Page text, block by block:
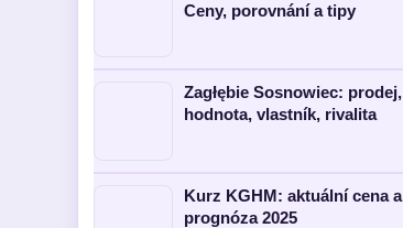
Ceny, porovnání a tipy
Zagłębie Sosnowiec: prodej,
hodnota, vlastník, rivalita
Kurz KGHM: aktuální cena a
prognóza 2025